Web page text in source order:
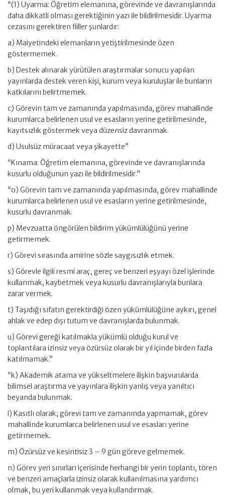
“(1) Uyarma: Öğretim elemanına, görevinde ve davranışlarında
daha dikkatli olması gerektiğinin yazı ile bildirilmesidir. Uyarma
cezasını gerektiren fiiller şunlardır:
a) Maiyetindeki elemanların yetiştirilmesinde özen
göstermemek.
b) Destek alınarak yürütülen araştırmalar sonucu yapılan
yayınlarda destek veren kişi, kurum veya kuruluşlar ile bunların
katkılarını belirtmemek.
c) Görevin tam ve zamanında yapılmasında, görev mahallinde
kurumlarca belirlenen usul ve esasların yerine getirilmesinde,
kayıtsızlık göstermek veya düzensiz davranmak.
d) Usulsüz müracaat veya şikayette”
“Kınama: Öğretim elemanına, görevinde ve davranışlarında
kusurlu olduğunun yazı ile bildirilmesidir.”
“o) Görevin tam ve zamanında yapılmasında, görev mahallinde
kurumlarca belirlenen usul ve esasların yerine getirilmesinde,
kusurlu davranmak.
p) Mevzuatta öngörülen bildirim yükümlülüğünü yerine
getirmemek.
r) Görevi sırasında amirine sözle saygısızlık etmek.
s) Görevle ilgili resmi araç, gereç ve benzeri eşyayı özel işlerinde
kullanmak, kaybetmek veya kusurlu davranışlarıyla bunlara
zarar vermek.
t) Taşıdığı sıfatın gerektirdiği özen yükümlülüğüne aykırı, genel
ahlak ve edep dışı tutum ve davranışlarda bulunmak.
u) Görevi gereği katılmakla yükümlü olduğu kurul ve
toplantılara izinsiz veya özürsüz olarak bir yıl içinde birden fazla
katılmamak.”
“k) Akademik atama ve yükseltmelere ilişkin başvurularda
bilimsel araştırma ve yayınlara ilişkin yanlış veya yanıltıcı
beyanda bulunmak.
l) Kasıtlı olarak; görevi tam ve zamanında yapmamak, görev
mahallinde kurumlarca belirlenen usul ve esasları yerine
getirmemek.
m) Özürsüz ve kesintisiz 3 – 9 gün göreve gelmemek.
n) Görev yeri sınırları içerisinde herhangi bir yerin toplantı, tören
ve benzeri amaçlarla izinsiz olarak kullanılmasına yardımcı
olmak, bu yeri kullanmak veya kullandırmak.